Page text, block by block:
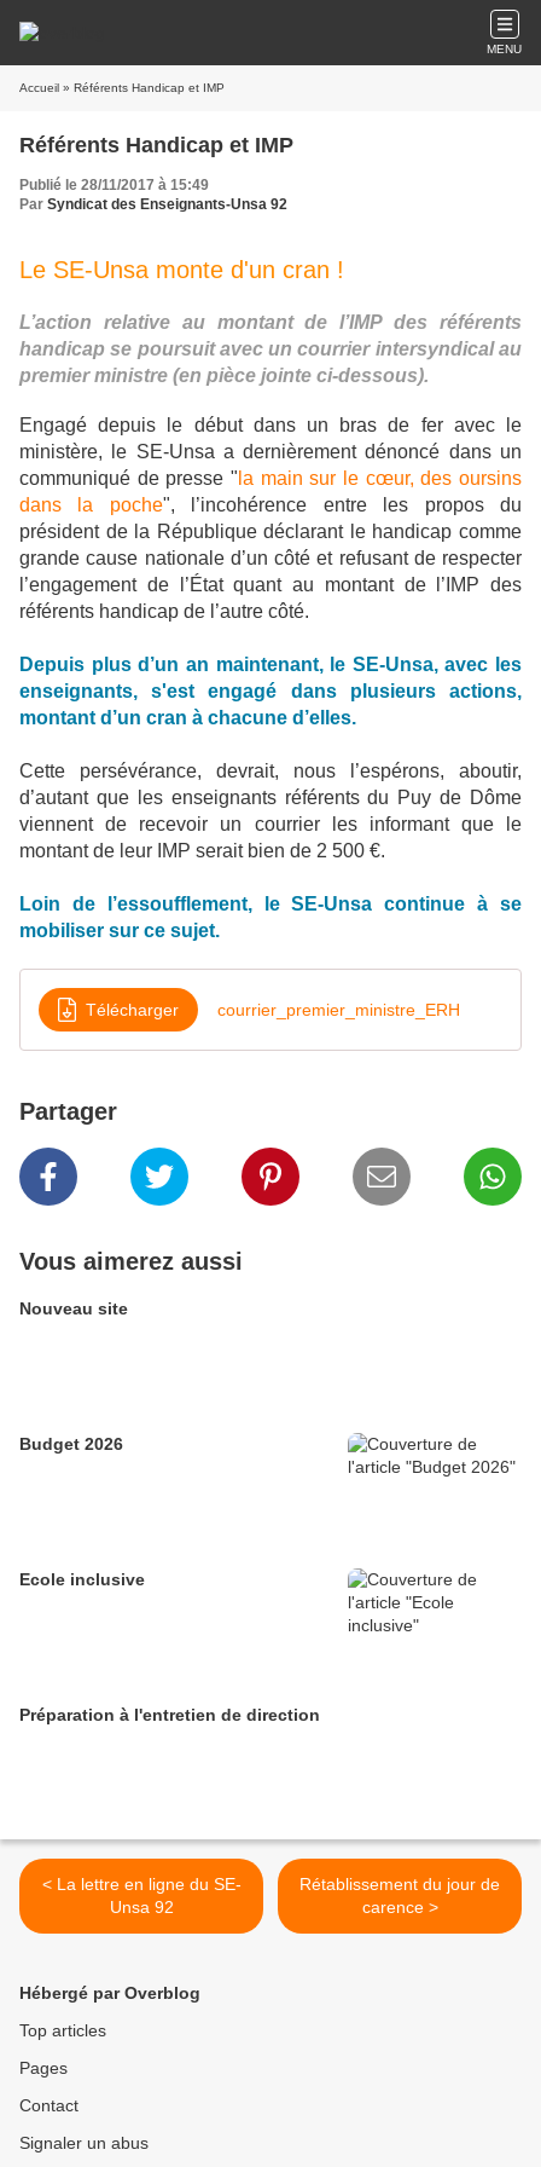
MENU
Accueil » Référents Handicap et IMP
Référents Handicap et IMP
Publié le 28/11/2017 à 15:49
Par Syndicat des Enseignants-Unsa 92
Le SE-Unsa monte d'un cran !
L’action relative au montant de l’IMP des référents
handicap se poursuit avec un courrier intersyndical au
premier ministre (en pièce jointe ci-dessous).
Engagé depuis le début dans un bras de fer avec le
ministère, le SE-Unsa a dernièrement dénoncé dans un
communiqué de presse " la main sur le cœur, des oursins
dans la poche", l’incohérence entre les propos du
président de la République déclarant le handicap comme
grande cause nationale d’un côté et refusant de respecter
l’engagement de l’État quant au montant de l’IMP des
référents handicap de l’autre côté.
Depuis plus d’un an maintenant, le SE-Unsa, avec les
enseignants, s'est engagé dans plusieurs actions,
montant d’un cran à chacune d’elles.
Cette persévérance, devrait, nous l’espérons, aboutir,
d’autant que les enseignants référents du Puy de Dôme
viennent de recevoir un courrier les informant que le
montant de leur IMP serait bien de 2 500 €.
Loin de l’essoufflement, le SE-Unsa continue à se
mobiliser sur ce sujet.
Télécharger courrier_premier_ministre_ERH
Partager
Vous aimerez aussi
Nouveau site
Budget 2026
Ecole inclusive
Préparation à l'entretien de direction
< La lettre en ligne du SE-
Unsa 92
Rétablissement du jour de
carence >
Hébergé par Overblog
Top articles
Pages
Contact
Signaler un abus